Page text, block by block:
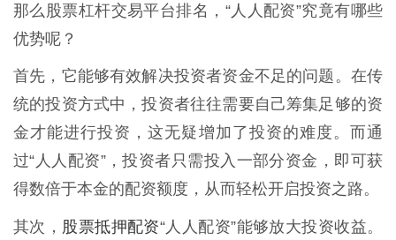
那么股票杠杆交易平台排名，“人人配资”究竟有哪些
优势呢？
首先，它能够有效解决投资者资金不足的问题。在传
统的投资方式中，投资者往往需要自己筹集足够的资
金才能进行投资，这无疑增加了投资的难度。而通
过“人人配资”，投资者只需投入一部分资金，即可获
得数倍于本金的配资额度，从而轻松开启投资之路。
其次， 股票抵押配资“人人配资”能够放大投资收益。